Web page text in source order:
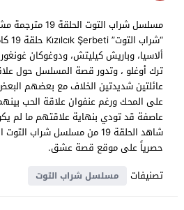
مسلسل شراب
ألاسيا، وباريش كيليتش، ودوغوكان
ترك أوغلو ، وتدور قصة المسلسل حول
عائلتين شديدتين الخلاف مع بعضهم
على المحك ورغم عنفوان علاقة الحب
عاصفة قد تودي بنهاية علاقتهم ما لم
شاهد الحلقة 19 من مسلسل شراب
حصرياً على موقع قصة عشق.
تصنيفات
مسلسل شراب التوت